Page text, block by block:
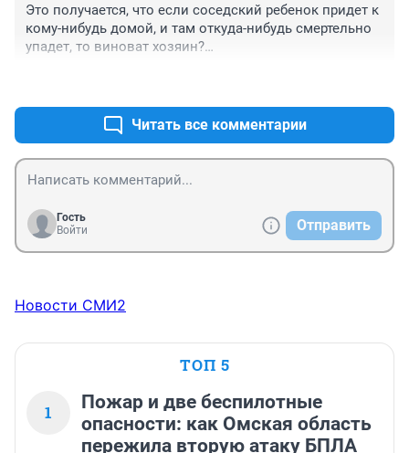
Это получается, что если соседский ребенок придет к
кому-нибудь домой, и там откуда-нибудь смертельно
упадет, то виноват хозяин?
задел ребенка?
Читать все комментарии
Гость
Войти
Отправить
Новости СМИ2
ТОП 5
1
Пожар и две беспилотные
опасности: как Омская область
пережила вторую атаку БПЛА